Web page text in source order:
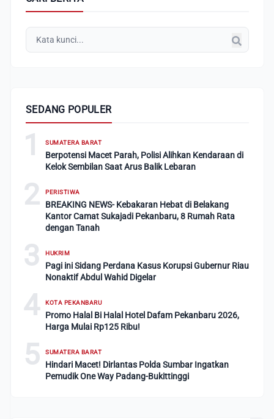
SEDANG POPULER
1 SUMATERA BARAT
Berpotensi Macet Parah, Polisi Alihkan Kendaraan di
Kelok Sembilan Saat Arus Balik Lebaran
2 PERISTIWA
BREAKING NEWS- Kebakaran Hebat di Belakang
Kantor Camat Sukajadi Pekanbaru, 8 Rumah Rata
dengan Tanah
3 HUKRIM
Pagi ini Sidang Perdana Kasus Korupsi Gubernur Riau
Nonaktif Abdul Wahid Digelar
4 KOTA PEKANBARU
Promo Halal Bi Halal Hotel Dafam Pekanbaru 2026,
Harga Mulai Rp125 Ribu!
5 SUMATERA BARAT
Hindari Macet! Dirlantas Polda Sumbar Ingatkan
Pemudik One Way Padang-Bukittinggi